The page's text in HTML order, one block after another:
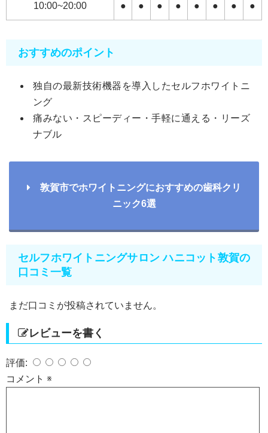
10:00~20:00 ● ● ● ● ● ● ● ●
おすすめのポイント
独自の最新技術機器を導入したセルフホワイトニ
ング
痛みない・スピーディー・手軽に通える・リーズ
ナブル
敦賀市でホワイトニングにおすすめの歯科クリ
ニック6選
セルフホワイトニングサロン ハニコット敦賀の
口コミ一覧
まだ口コミが投稿されていません。
レビューを書く
コメント ※
評価: